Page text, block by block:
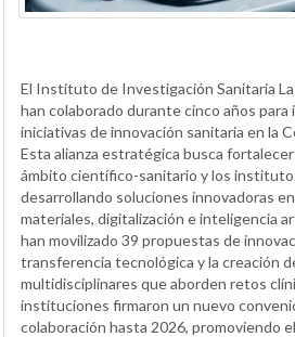
El Instituto de Investigación Sanitaria La
han colaborado durante cinco años para
iniciativas de innovación sanitaria en la
Esta alianza estratégica busca
ámbito científico-sanitario y los
desarrollando soluciones innovadoras
materiales, digitalización e inteligencia
han movilizado 39 propuestas de
transferencia tecnológica y la creación
multidisciplinares que aborden retos
instituciones firmaron un nuevo
colaboración hasta 2026, promoviendo